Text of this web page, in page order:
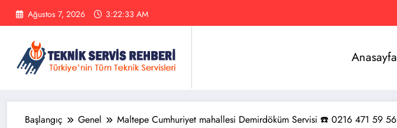
İçeriğe
Ağustos 7, 2026 3:22:34 AM
Anasayfa
Başlangıç Genel Maltepe Cumhuriyet mahallesi Demirdöküm Servisi ☎️ 0216 471 59 56